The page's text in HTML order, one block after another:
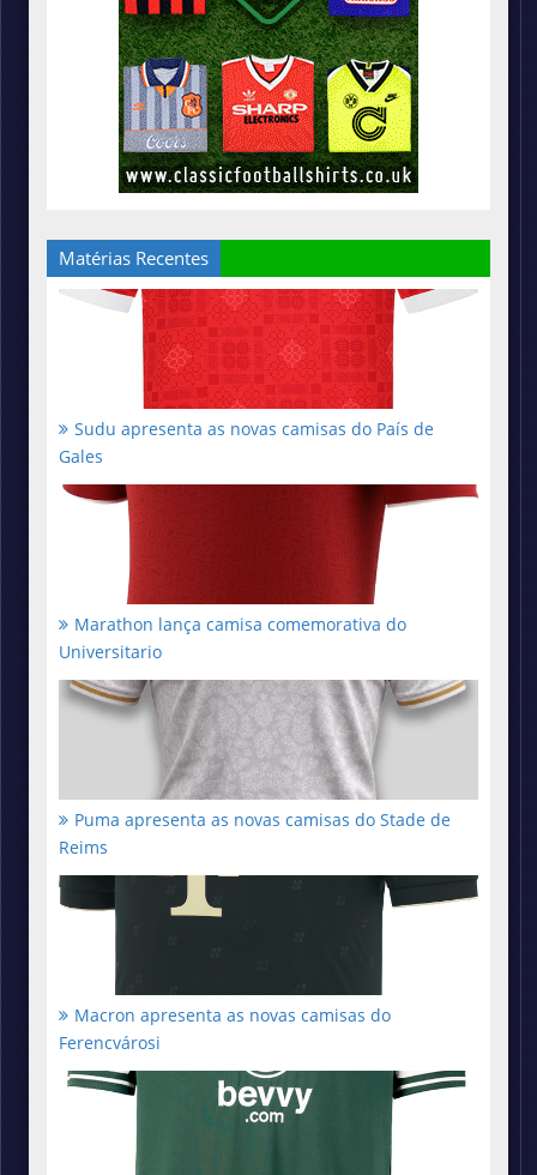
Matérias Recentes
Sudu apresenta as novas camisas do País de
Gales
Marathon lança camisa comemorativa do
Universitario
Puma apresenta as novas camisas do Stade de
Reims
Macron apresenta as novas camisas do
Ferencvárosi